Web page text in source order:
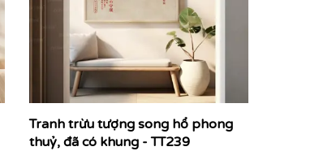
Tranh trừu tượng song hổ phong
thuỷ, đã có khung - TT239